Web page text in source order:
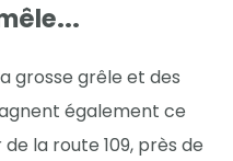
grosse grêle et des
également ce
la route 109, près de